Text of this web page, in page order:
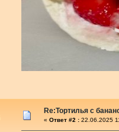
Re:Тортилья с
« Ответ #2 : 22.06.2025